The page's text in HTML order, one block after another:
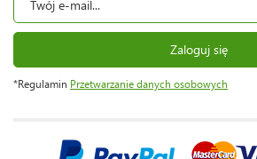
Zaloguj się
*Regulamin Przetwarzanie danych osobowych